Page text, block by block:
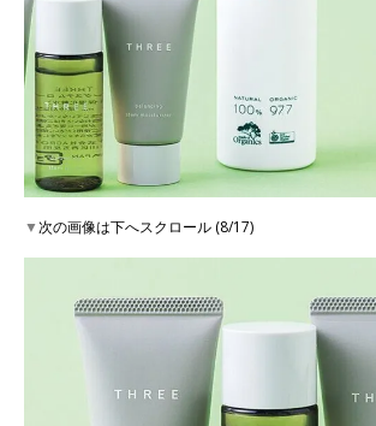
▼次の画像は下へスクロール (8/17)